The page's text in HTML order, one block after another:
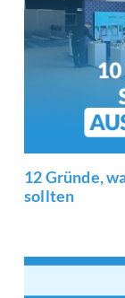
12 Gründe,
sollten